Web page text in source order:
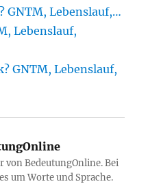
GNTM, Lebenslauf,…
Lebenslauf,
GNTM, Lebenslauf,
BedeutungOnline. Bei
um Worte und Sprache.